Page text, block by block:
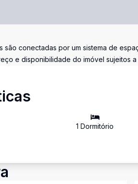
são conectadas por um sistema de
e disponibilidade do imóvel sujeitos
1 Dormitório